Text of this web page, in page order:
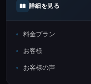
詳細を見る
料金プラン
お客様
お客様の声